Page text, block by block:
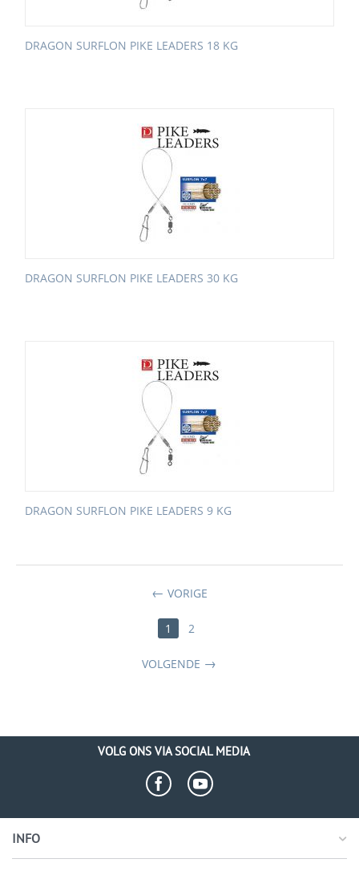
DRAGON SURFLON PIKE LEADERS 18 KG
DRAGON SURFLON PIKE LEADERS 30 KG
DRAGON SURFLON PIKE LEADERS 9 KG
VORIGE
1 2
VOLGENDE
VOLG ONS VIA SOCIAL MEDIA
INFO